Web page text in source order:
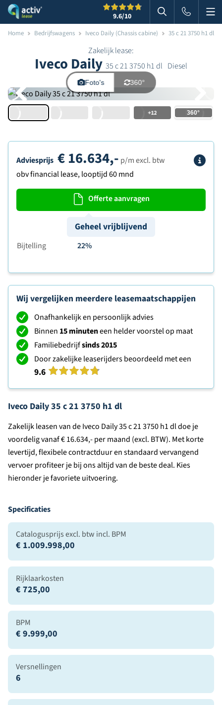
9.6/10 Zoeken in
Home Bedrijfswagens Iveco Daily (Chassis cabine) 35 c 21 3750 h1 dl
Zakelijk lease:
Iveco Daily 35 c 21 3750 h1 dl Diesel
Foto's 360°
+12
Adviesprijs €16.634,- p/m excl. btw
obv financial lease, looptijd 60 mnd
Offerte aanvragen
Geheel vrijblijvend
Bijtelling 22%
Wij vergelijken meerdere leasemaatschappijen
Onafhankelijk en persoonlijk advies
Binnen 15 minuteneen helder voorstel op maat
Familiebedrijfsinds 2015
Door zakelijke leaserijders beoordeeld met een
9.6
Iveco Daily 35 c 21 3750 h1 dl
Zakelijk leasen van de Iveco Daily 35 c 21 3750 h1 dl doe je
voordelig vanaf € 16.634,- per maand (excl. BTW). Met korte
levertijd, flexibele contractduur en standaard vervangend
vervoer profiteer je bij ons altijd van de beste deal. Kies
hieronder je favoriete uitvoering.
Specificaties
Catalogusprijs excl. btw incl. BPM
€ 1.009.998,00
Rijklaarkosten
€ 725,00
BPM
€ 9.999,00
Versnellingen
6